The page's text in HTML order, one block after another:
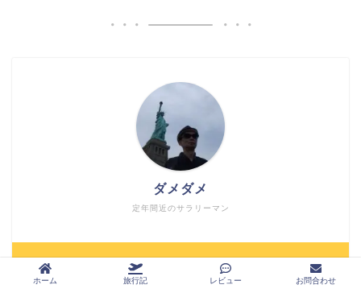
定年間近のサラリーマン
ダメダメ
＼ Follow me ／
ホーム 旅行記 レビュー お問合わせ